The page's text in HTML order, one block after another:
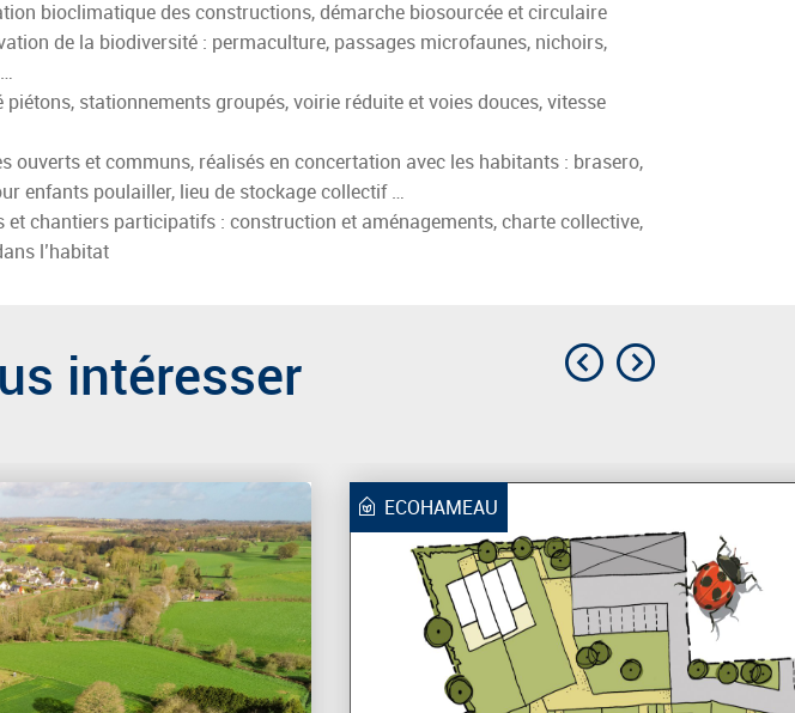
bioclimatique des constructions, démarche biosourcée et circulaire
de la biodiversité : permaculture, passages microfaunes, nichoirs,
piétons, stationnements groupés, voirie réduite et voies douces, vitesse
ouverts et communs, réalisés en concertation avec les habitants : brasero,
enfants poulailler, lieu de stockage collectif …
et chantiers participatifs : construction et aménagements, charte collective,
l’habitat
intéresser Précédent
ECOHAMEAU